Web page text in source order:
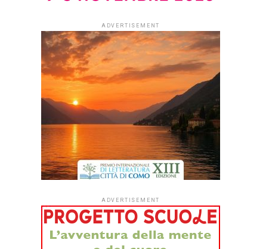
ADVERTISEMENT
ADVERTISEMENT